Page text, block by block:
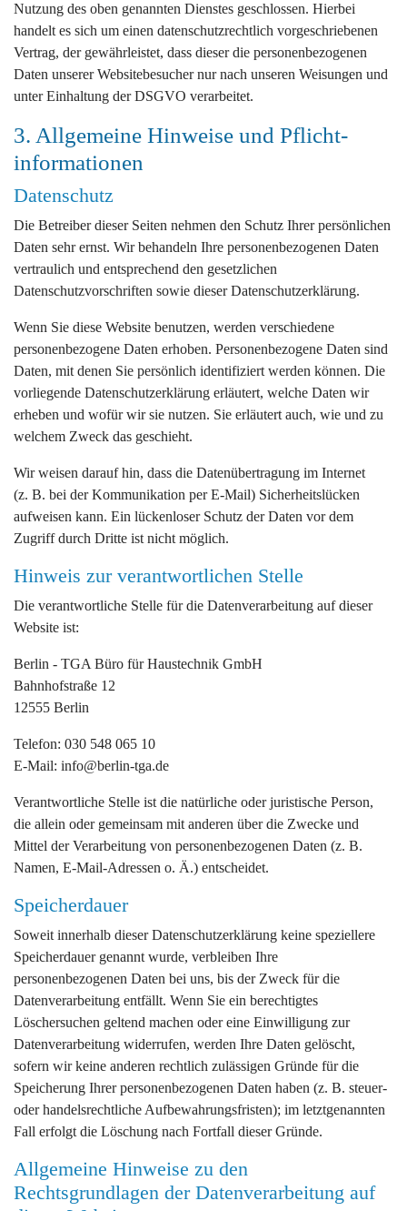
Nutzung des oben genannten Dienstes geschlossen. Hierbei
handelt es sich um einen datenschutzrechtlich vorgeschriebenen
Vertrag, der gewährleistet, dass dieser die personenbezogenen
Daten unserer Websitebesucher nur nach unseren Weisungen und
unter Einhaltung der DSGVO verarbeitet.
3. Allgemeine Hinweise und Pflicht­
informationen
Datenschutz
Die Betreiber dieser Seiten nehmen den Schutz Ihrer persönlichen
Daten sehr ernst. Wir behandeln Ihre personenbezogenen Daten
vertraulich und entsprechend den gesetzlichen
Datenschutzvorschriften sowie dieser Datenschutzerklärung.
Wenn Sie diese Website benutzen, werden verschiedene
personenbezogene Daten erhoben. Personenbezogene Daten sind
Daten, mit denen Sie persönlich identifiziert werden können. Die
vorliegende Datenschutzerklärung erläutert, welche Daten wir
erheben und wofür wir sie nutzen. Sie erläutert auch, wie und zu
welchem Zweck das geschieht.
Wir weisen darauf hin, dass die Datenübertragung im Internet
(z. B. bei der Kommunikation per E-Mail) Sicherheitslücken
aufweisen kann. Ein lückenloser Schutz der Daten vor dem
Zugriff durch Dritte ist nicht möglich.
Hinweis zur verantwortlichen Stelle
Die verantwortliche Stelle für die Datenverarbeitung auf dieser
Website ist:
Berlin - TGA Büro für Haustechnik GmbH
Bahnhofstraße 12
12555 Berlin
Telefon: 030 548 065 10
E-Mail: info@berlin-tga.de
Verantwortliche Stelle ist die natürliche oder juristische Person,
die allein oder gemeinsam mit anderen über die Zwecke und
Mittel der Verarbeitung von personenbezogenen Daten (z. B.
Namen, E-Mail-Adressen o. Ä.) entscheidet.
Speicherdauer
Soweit innerhalb dieser Datenschutzerklärung keine speziellere
Speicherdauer genannt wurde, verbleiben Ihre
personenbezogenen Daten bei uns, bis der Zweck für die
Datenverarbeitung entfällt. Wenn Sie ein berechtigtes
Löschersuchen geltend machen oder eine Einwilligung zur
Datenverarbeitung widerrufen, werden Ihre Daten gelöscht,
sofern wir keine anderen rechtlich zulässigen Gründe für die
Speicherung Ihrer personenbezogenen Daten haben (z. B. steuer-
oder handelsrechtliche Aufbewahrungsfristen); im letztgenannten
Fall erfolgt die Löschung nach Fortfall dieser Gründe.
Allgemeine Hinweise zu den
Rechtsgrundlagen der Datenverarbeitung auf